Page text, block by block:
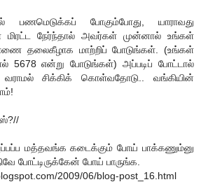
பணமெடுக்கப் போகும்போது, யாராவது
மிரட்ட நேர்ந்தால் அவர்கள் முன்னால் உங்கள்
தலைகீழாக மாற்றிப் போடுங்கள். (உங்கள்
5678 என்று போடுங்கள்) அப்படிப் போட்டால்
சிக்கிக் கொள்வதோடு.. வங்கியின்
மத்தவங்க கடைக்கும் போய் பாக்கணும்னு
போட்டிருக்கேன் போய் பாருங்க.
2009/06/blog-post_16.html